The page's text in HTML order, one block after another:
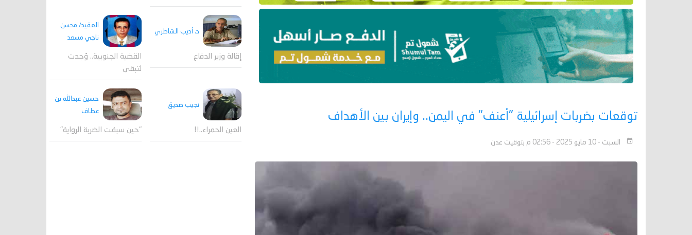
توقعات بضربات إسرائيلية "أعنف" في اليمن.. وإيران بين الأهداف
السبت - 10 مايو 2025 - 02:56 م بتوقيت عدن
د. أديب الشاطري
إقالة وزير الدفاع
العقيد/ محسن
ناجي مسعد
القضية الجنوبية.. وُجدت
لتبقى
نجيب صديق
العين الحمراء..!!
حسين عبدالله بن
عطاف
"حين سبقت الضربة الرواية"